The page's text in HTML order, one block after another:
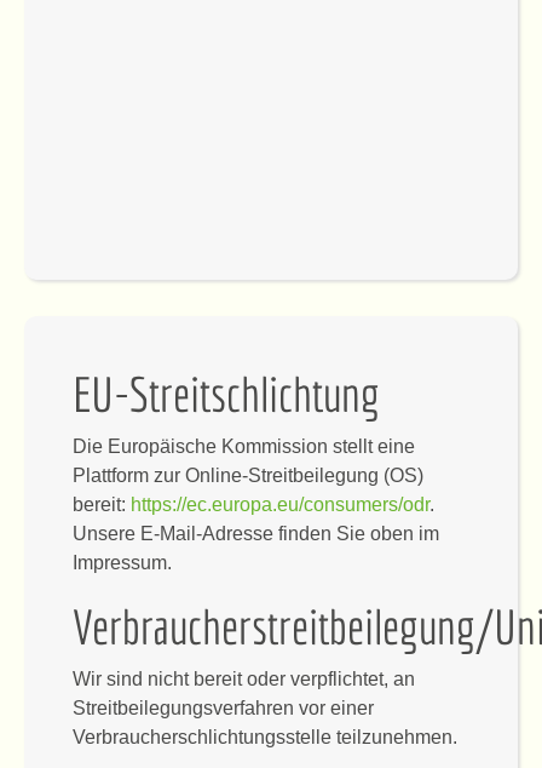
EU-Streitschlichtung
Die Europäische Kommission stellt eine
Plattform zur Online-Streitbeilegung (OS)
bereit: https://ec.europa.eu/consumers/odr.
Unsere E-Mail-Adresse finden Sie oben im
Impressum.
Verbraucherstreitbeilegung/
Wir sind nicht bereit oder verpflichtet, an
Streitbeilegungsverfahren vor einer
Verbraucherschlichtungsstelle teilzunehmen.